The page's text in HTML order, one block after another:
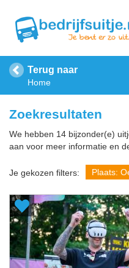
Terug naar
Home
Zoekresultaten
We hebben 14 bijzonder(e)
aan voor meer informatie en
Je gekozen filters: Plaats: